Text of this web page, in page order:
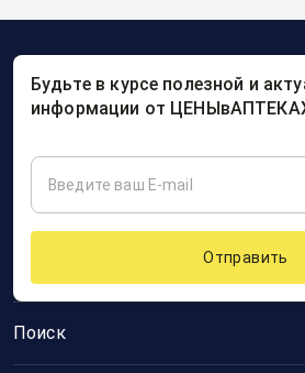
Поиск
Будьте в курсе полезной и
информации от
Отправить